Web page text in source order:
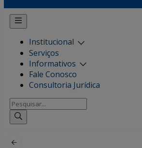
Institucional
Serviços
Informativos
Fale Conosco
Consultoria Jurídica
Pesquisar
por: